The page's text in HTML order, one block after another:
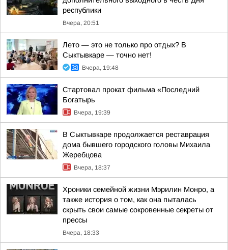
республики
Вчера, 20:51
Лето — это не только про отдых? В
Сыктывкаре — точно нет!
Вчера, 19:48
Стартовал прокат фильма «Последний
Богатырь
Вчера, 19:39
В Сыктывкаре продолжается реставрация
дома бывшего городского головы Михаила
Жеребцова
Вчера, 18:37
Хроники семейной жизни Мэрилин Монро, а
также история о том, как она пыталась
скрыть свои самые сокровенные секреты от
прессы
Вчера, 18:33